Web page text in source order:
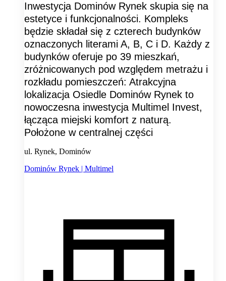
Inwestycja Dominów Rynek skupia się na
estetyce i funkcjonalności. Kompleks
będzie składał się z czterech budynków
oznaczonych literami A, B, C i D. Każdy z
budynków oferuje po 39 mieszkań,
zróżnicowanych pod względem metrażu i
rozkładu pomieszczeń: Atrakcyjna
lokalizacja Osiedle Dominów Rynek to
nowoczesna inwestycja Multimel Invest,
łącząca miejski komfort z naturą.
Położone w centralnej części
ul. Rynek, Dominów
Dominów Rynek | Multimel